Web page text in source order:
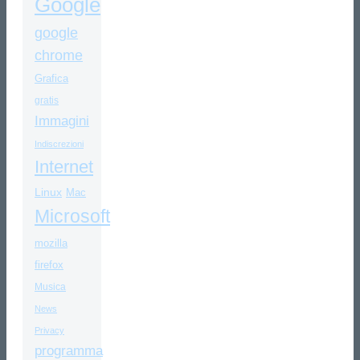
Google
google
chrome
Grafica
gratis
Immagini
Indiscrezioni
Internet
Linux Mac
Microsoft
mozilla
firefox
Musica
News
Privacy
programma